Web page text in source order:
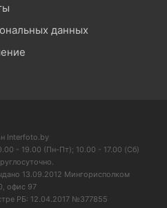
данных
Interfoto.by
- 19.00 (Пн-Пт); 10.00 - 17.00 (Сб)
13.09.2012 Мингорисполком
офис 97
РБ: 12.04.2017 №377855